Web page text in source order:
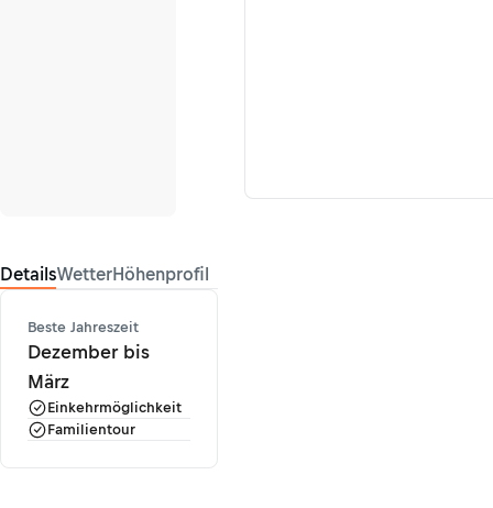
DetailsWetterHöhenprofil
Beste Jahreszeit
Dezember bis
März
Einkehrmöglichkeit
Familientour